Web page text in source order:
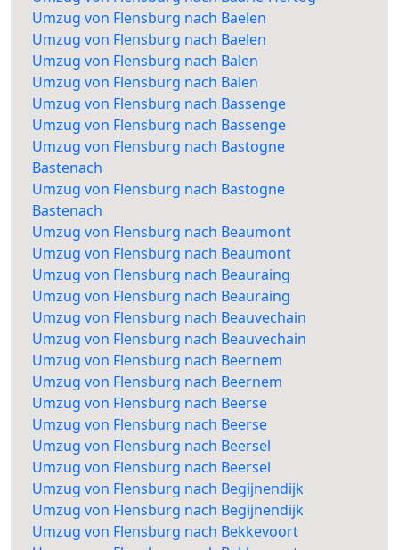
Umzug von Flensburg nach Baelen
Umzug von Flensburg nach Baelen
Umzug von Flensburg nach Balen
Umzug von Flensburg nach Balen
Umzug von Flensburg nach Bassenge
Umzug von Flensburg nach Bassenge
Umzug von Flensburg nach Bastogne
Bastenach
Umzug von Flensburg nach Bastogne
Bastenach
Umzug von Flensburg nach Beaumont
Umzug von Flensburg nach Beaumont
Umzug von Flensburg nach Beauraing
Umzug von Flensburg nach Beauraing
Umzug von Flensburg nach Beauvechain
Umzug von Flensburg nach Beauvechain
Umzug von Flensburg nach Beernem
Umzug von Flensburg nach Beernem
Umzug von Flensburg nach Beerse
Umzug von Flensburg nach Beerse
Umzug von Flensburg nach Beersel
Umzug von Flensburg nach Beersel
Umzug von Flensburg nach Begijnendijk
Umzug von Flensburg nach Begijnendijk
Umzug von Flensburg nach Bekkevoort